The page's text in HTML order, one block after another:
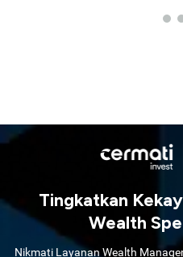
Tingkatkan
Wealth
Nikmati Layanan Wealth